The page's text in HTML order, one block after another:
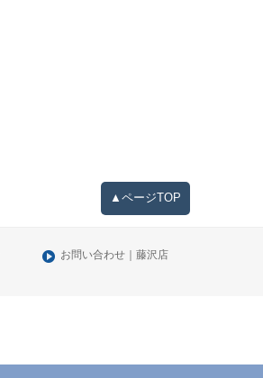
▲ページTOP
お問い合わせ｜藤沢店